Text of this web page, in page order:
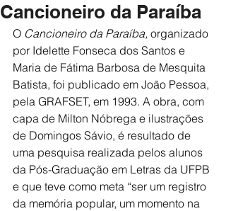
Cancioneiro da Paraíba
O Cancioneiro da Paraíba, organizado
por Idelette Fonseca dos Santos e
Maria de Fátima Barbosa de Mesquita
Batista, foi publicado em João Pessoa,
pela GRAFSET, em 1993. A obra, com
capa de Milton Nóbrega e ilustrações
de Domingos Sávio, é resultado de
uma pesquisa realizada pelos alunos
da Pós-Graduação em Letras da UFPB
e que teve como meta “ser um registro
da memória popular, um momento na